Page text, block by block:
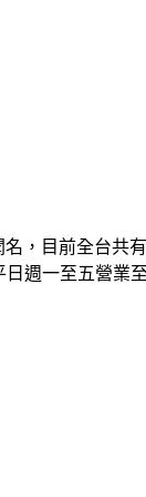
，目前全台
一至五營業至